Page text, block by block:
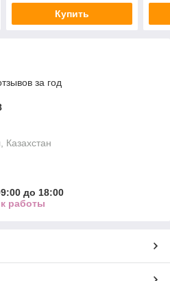
Купить
за год
до 18:00
работы